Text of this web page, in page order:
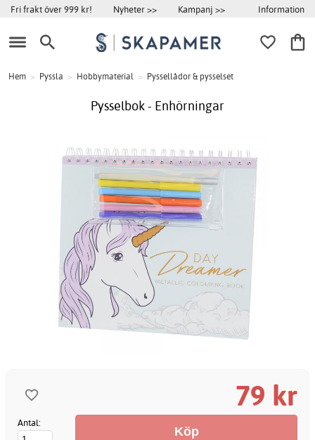
Fri frakt över 999 kr! Nyheter >> Kampanj >> Information
Hem > Pyssla > Hobbymaterial > Pyssellådor & pysselset
Pysselbok - Enhörningar
79 kr
Antal: